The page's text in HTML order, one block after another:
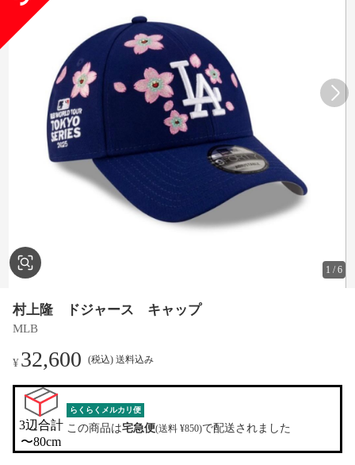
1 /6
村上隆 ドジャース キャップ
MLB
¥32,600 (税込) 送料込み
3辺合計
〜80cm
らくらくメルカリ便
この商品は宅急便(送料 ¥850)で配送されました